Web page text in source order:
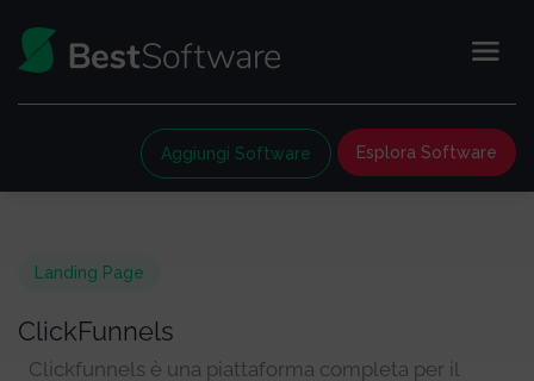
Esplora Software
Aggiungi Software
Landing Page
ClickFunnels
Clickfunnels è una piattaforma completa per il